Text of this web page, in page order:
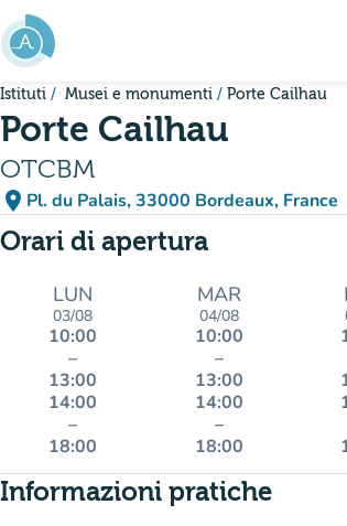
Vai al contenuto principale
Istituti Musei e monumenti Porte Cailhau
Porte Cailhau
OTCBM
place Pl. du Palais, 33000 Bordeaux, France
(apri in Google Maps)
(nuova scheda)
Orari di apertura
LUN
03/08
10:00
–
13:00
14:00
–
18:00
MAR
04/08
10:00
–
13:00
14:00
–
18:00
Informazioni pratiche